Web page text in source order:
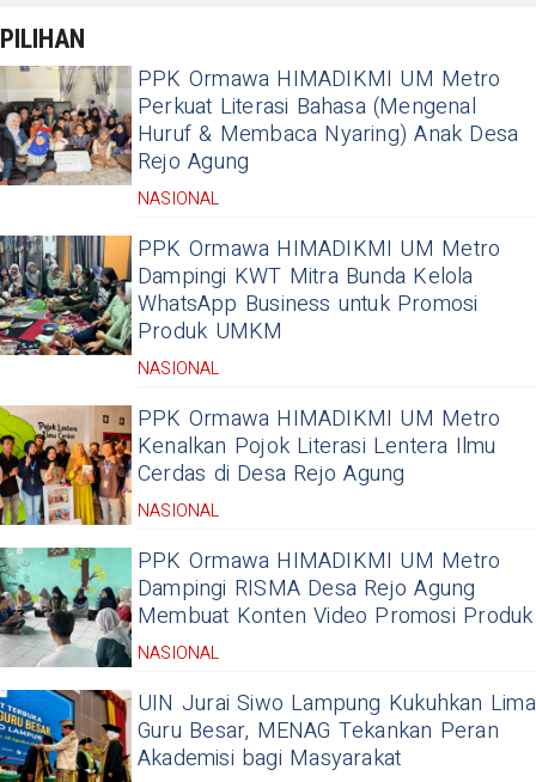
PILIHAN
PPK Ormawa HIMADIKMI UM Metro
Perkuat Literasi Bahasa (Mengenal
Huruf & Membaca Nyaring) Anak Desa
Rejo Agung
NASIONAL
PPK Ormawa HIMADIKMI UM Metro
Dampingi KWT Mitra Bunda Kelola
WhatsApp Business untuk Promosi
Produk UMKM
NASIONAL
PPK Ormawa HIMADIKMI UM Metro
Kenalkan Pojok Literasi Lentera Ilmu
Cerdas di Desa Rejo Agung
NASIONAL
PPK Ormawa HIMADIKMI UM Metro
Dampingi RISMA Desa Rejo Agung
Membuat Konten Video Promosi Produk
NASIONAL
UIN Jurai Siwo Lampung Kukuhkan Lima
Guru Besar, MENAG Tekankan Peran
Akademisi bagi Masyarakat